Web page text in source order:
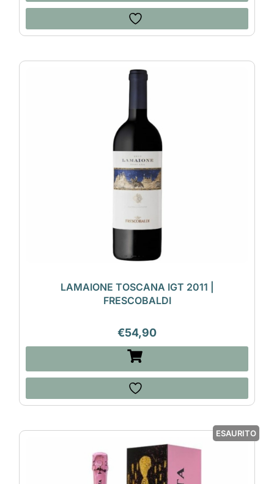
LAMAIONE TOSCANA IGT 2011 |
FRESCOBALDI
€54,90
ESAURITO